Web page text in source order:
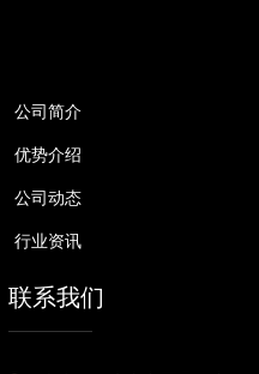
公司简介
优势介绍
公司动态
行业资讯
联系我们